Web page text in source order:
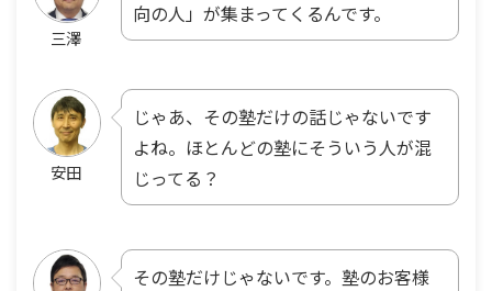
三澤
向の人」が集まってくるんです。
安田
じゃあ、その塾だけの話じゃないです
よね。ほとんどの塾にそういう人が混
じってる？
その塾だけじゃないです。塾のお客様